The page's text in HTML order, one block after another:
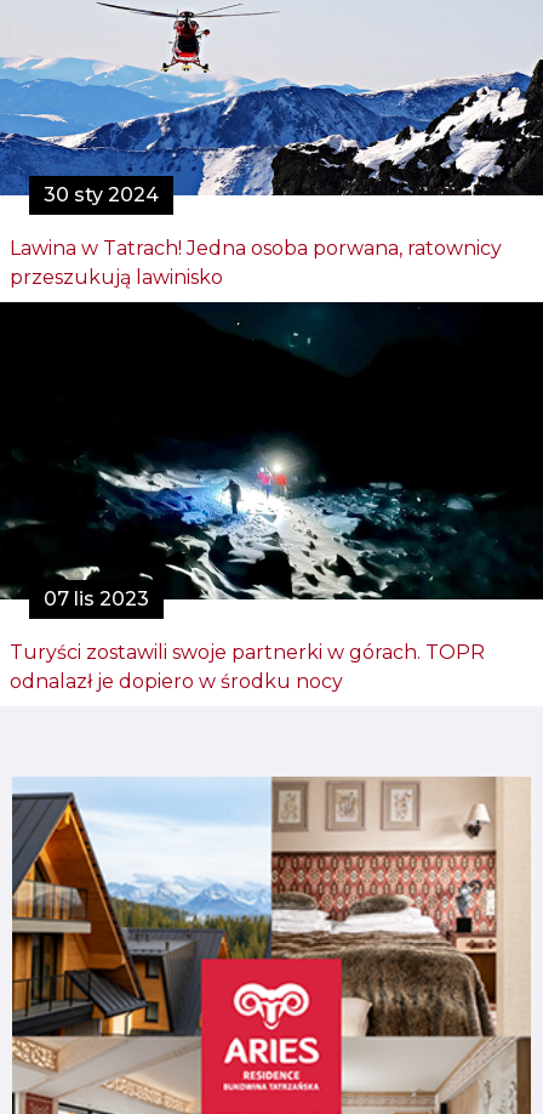
30 sty 2024
Lawina w Tatrach! Jedna osoba porwana, ratownicy
przeszukują lawinisko
07 lis 2023
Turyści zostawili swoje partnerki w górach. TOPR
odnalazł je dopiero w środku nocy